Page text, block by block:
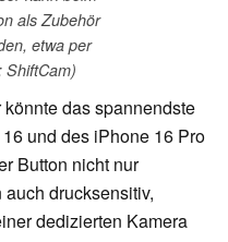
als Zubehör
etwa per
ShiftCam)
das spannendste
und des iPhone 16 Pro
Button nicht nur
drucksensitiv,
dedizierten Kamera